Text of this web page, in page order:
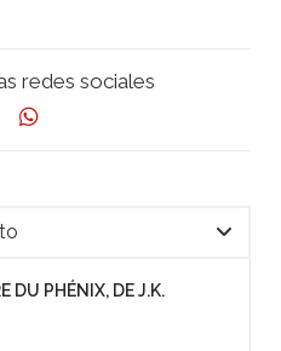
redes sociales
DU PHÉNIX, DE J.K.